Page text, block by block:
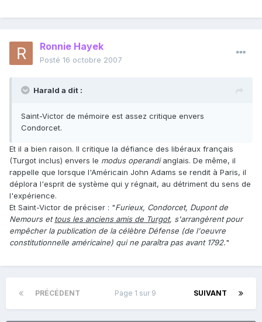
Ronnie Hayek
Posté 16 octobre 2007
Harald a dit :
Saint-Victor de mémoire est assez critique envers
Condorcet.
Et il a bien raison. Il critique la défiance des libéraux français
(Turgot inclus) envers le modus operandianglais. De même, il
rappelle que lorsque l'Américain John Adams se rendit à Paris, il
déplora l'esprit de système qui y régnait, au détriment du sens de
l'expérience.
Et Saint-Victor de préciser : "Furieux, Condorcet, Dupont de
Nemours ettous les anciens amis de Turgot, s'arrangèrent pour
empêcher la publication de la célèbre Défense (de l'oeuvre
constitutionnelle américaine) qui ne paraîtra pas avant 1792."
PRÉCÉDENT SUIVANT
Page 1 sur 9